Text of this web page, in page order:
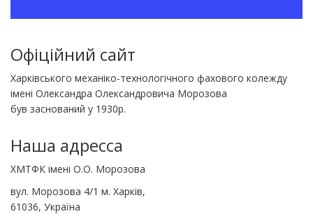
Офіційний сайт
Харківського механіко-технологічного фахового колежду
імені Олександра Олександровича Морозова
був заснований у 1930р.
Наша адресса
ХМТФК імені О.О. Морозова
вул. Морозова 4/1 м. Харків,
61036, Україна